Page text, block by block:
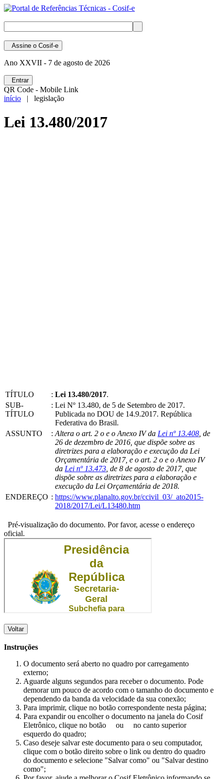
Assine o Cosif-e
Ano XXVII - 7 de agosto de 2026
Entrar
QR Code - Mobile Link
início | legislação
Lei 13.480/2017
TÍTULO : Lei 13.480/2017.
SUB-
TÍTULO
: Lei Nº 13.480, de 5 de Setembro de 2017.
Publicada no DOU de 14.9.2017. República
Federativa do Brasil.
ASSUNTO
: Altera o art. 2 o e o Anexo IV da Lei nº 13.408 , de
26 de dezembro de 2016, que dispõe sobre as
diretrizes para a elaboração e execução da Lei
Orçamentária de 2017, e o art. 2 o e o Anexo IV
da Lei nº 13.473 , de 8 de agosto de 2017, que
dispõe sobre as diretrizes para a elaboração e
execução da Lei Orçamentária de 2018.
ENDEREÇO : https://www.planalto.gov.br/ccivil_03/_ato2015-
2018/2017/Lei/L13480.htm
Pré-visualização do documento. Por favor, acesse o endereço
oficial.
Voltar
Instruções
O documento será aberto no quadro por carregamento
externo;
Aguarde alguns segundos para receber o documento. Pode
demorar um pouco de acordo com o tamanho do documento e
dependendo da banda da velocidade da sua conexão;
Para imprimir, clique no botão correspondente nesta página;
Para expandir ou encolher o documento na janela do Cosif
Eletrônico, clique no botão
ou
no canto superior
esquerdo do quadro;
Caso deseje salvar este documento para o seu computador,
clique com o botão direito sobre o link ou dentro do quadro
do documento e selecione "Salvar como" ou "Salvar destino
como";